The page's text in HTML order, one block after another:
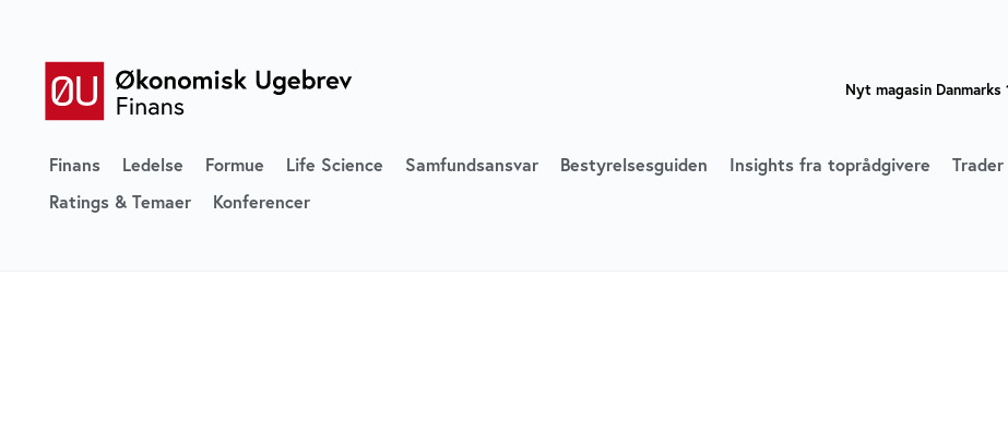
Nyt magasin
Finans Ledelse Formue Life Science Samfundsansvar Bestyrelsesguiden Insights fra toprådgivere
Trader
Ratings & Temaer
Konferencer